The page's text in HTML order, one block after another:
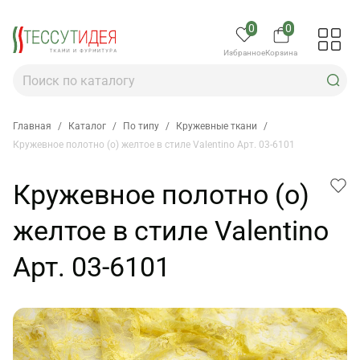
0
Избранное
0
Корзина
Главная / Каталог / По типу / Кружевные ткани
/
Кружевное полотно (о) желтое в стиле Valentino Арт. 03-6101
Кружевное полотно (о)
желтое в стиле Valentino
Арт. 03-6101